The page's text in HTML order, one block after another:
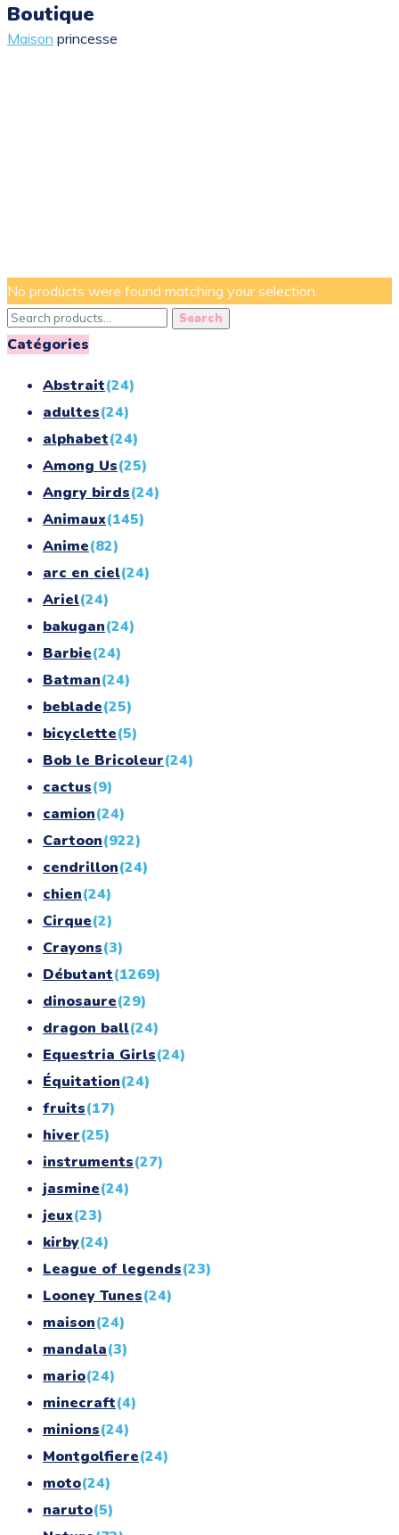
Boutique
Maison princesse
No products were found matching your selection.
Search
for:
Search
Catégories
Abstrait(24)
adultes(24)
alphabet(24)
Among Us(25)
Angry birds(24)
Animaux(145)
Anime(82)
arc en ciel(24)
Ariel(24)
bakugan(24)
Barbie(24)
Batman(24)
beblade(25)
bicyclette(5)
Bob le Bricoleur(24)
cactus(9)
camion(24)
Cartoon(922)
cendrillon(24)
chien(24)
Cirque(2)
Crayons(3)
Débutant(1269)
dinosaure(29)
dragon ball(24)
Equestria Girls(24)
Équitation(24)
fruits(17)
hiver(25)
instruments(27)
jasmine(24)
jeux(23)
kirby(24)
League of legends(23)
Looney Tunes(24)
maison(24)
mandala(3)
mario(24)
minecraft(4)
minions(24)
Montgolfiere(24)
moto(24)
naruto(5)